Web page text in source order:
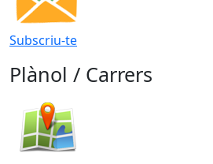
Subscriu-te
Plànol / Carrers